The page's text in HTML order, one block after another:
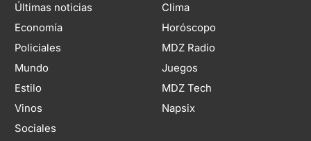
Últimas noticias
Economía
Policiales
Mundo
Estilo
Vinos
Sociales
Clima
Horóscopo
MDZ Radio
Juegos
MDZ Tech
Napsix